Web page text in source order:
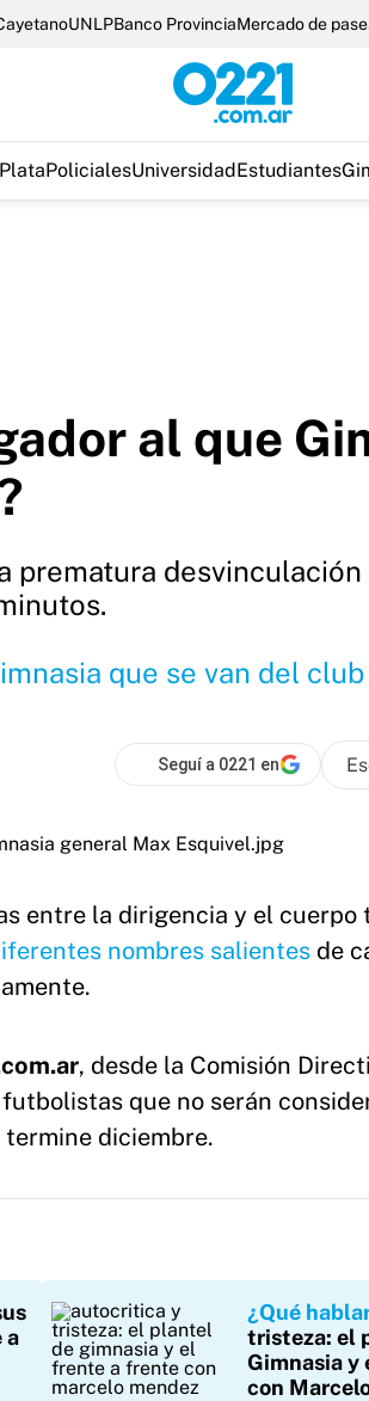
UNLPBanco ProvinciaMercado de
PolicialesUniversidadEstudiantes
al que
prematura
que se van del club
Seguí a 0221 en
entre la dirigencia y el cuerpo
nombres salientes de
, desde la Comisión
futbolistas que no serán
diciembre.
a
¿Qué
tristeza: el
Gimnasia y
con